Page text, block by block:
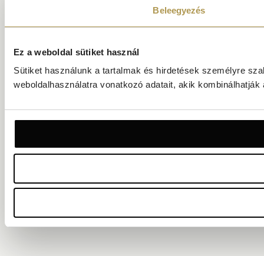
Beleegyezés
Ez a weboldal sütiket használ
Sütiket használunk a tartalmak és hirdetések személyre
weboldalhasználatra vonatkozó adatait, akik